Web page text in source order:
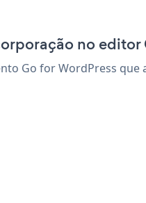
no editor
Go for WordPress